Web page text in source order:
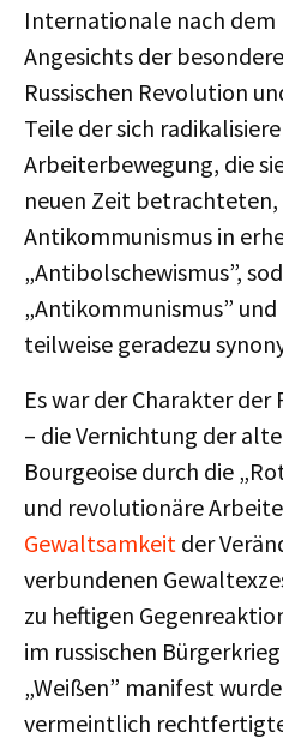
Internationale nach dem
Angesichts der
Russischen Revolution
Teile der sich
Arbeiterbewegung, die
neuen Zeit
Antikommunismus in
„Antibolschewismus”,
„Antikommunismus”
teilweise geradezu
Es war der Charakter der
– die Vernichtung der
Bourgeoise durch die
und revolutionäre
Gewaltsamkeit der
verbundenen
zu heftigen
im russischen
„Weißen” manifest
vermeintlich